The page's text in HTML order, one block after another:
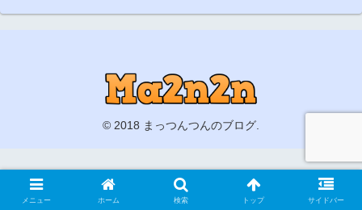
© 2018 まっつんつんのブログ.
メニュー ホーム 検索 トップ サイドバー